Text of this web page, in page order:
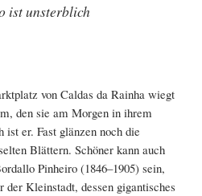
ist unsterblich
von Caldas da Rainha wiegt
den sie am Morgen in ihrem
er. Fast glänzen noch die
Blättern. Schöner kann auch
Pinheiro (1846–1905) sein,
Kleinstadt, dessen gigantisches